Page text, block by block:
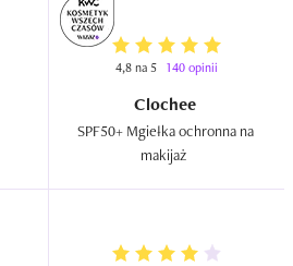
4,8 na 5 140 opinii
Clochee
SPF50+ Mgiełka ochronna na